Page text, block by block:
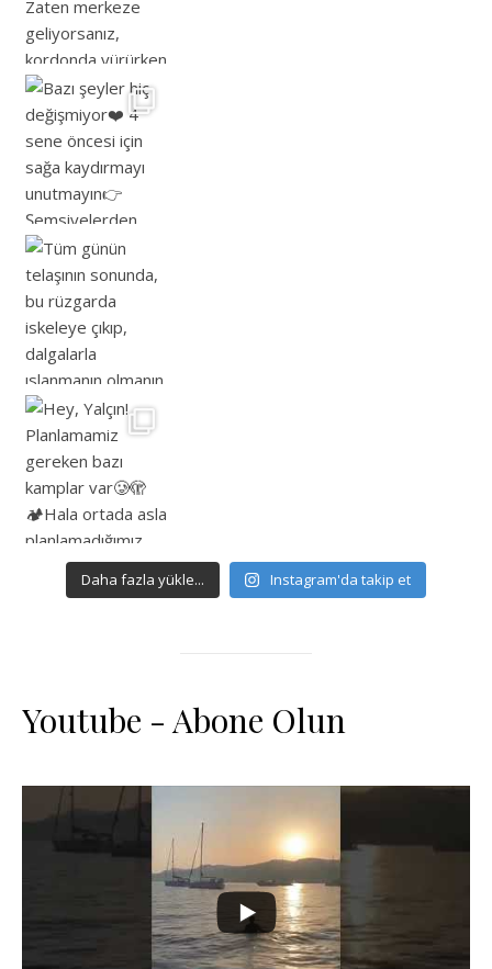
Daha fazla yükle... Instagram'da takip et
Youtube - Abone Olun